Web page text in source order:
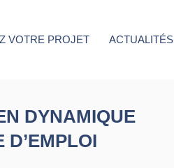
VOTRE PROJET ACTUALITÉS
DYNAMIQUE